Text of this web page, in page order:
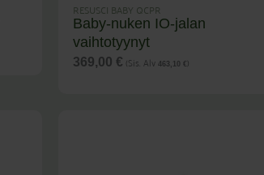
RESUSCI BABY QCPR
Baby-nuken IO-jalan
vaihtotyynyt
369,00€ (Sis. Alv463,10 € )